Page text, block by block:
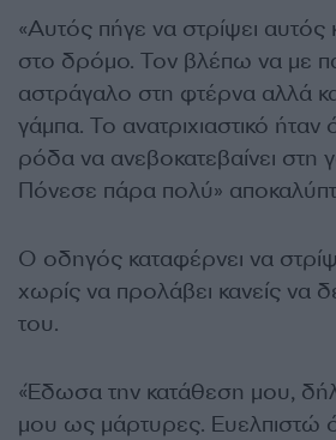
«Αυτός πήγε να στρίψει αυτός
στο δρόμο. Τον βλέπω να με
αστράγαλο στη φτέρνα αλλά
γάμπα. Το ανατριχιαστικό ήταν
ρόδα να ανεβοκατεβαίνει στη
Πόνεσε πάρα πολύ»
Ο οδηγός καταφέρνει να
χωρίς να προλάβει κανείς να
του.
«Έδωσα την κατάθεση μου,
μου ως μάρτυρες. Ευελπιστώ